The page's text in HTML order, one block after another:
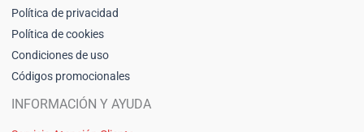
Política de privacidad
Política de cookies
Condiciones de uso
Códigos promocionales
INFORMACIÓN Y AYUDA